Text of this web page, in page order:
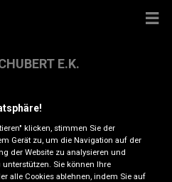
E.K.
OBERFROHNA
klicken, stimmen Sie der
Gerät zu, um die Navigation auf der
der Website zu analysieren und
Sie können Ihre
alle Cookies ablehnen, indem Sie auf